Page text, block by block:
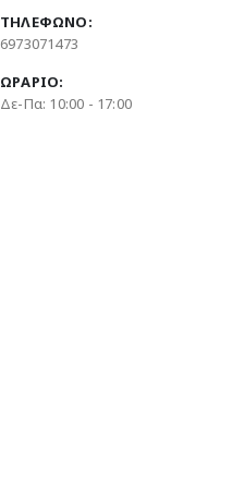
ΤΗΛΈΦΩΝΟ:
6973071473
ΩΡΆΡΙΟ:
Δε-Πα: 10:00 - 17:00